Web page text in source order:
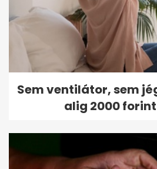
Sem ventilátor, sem
alig 2000 forint